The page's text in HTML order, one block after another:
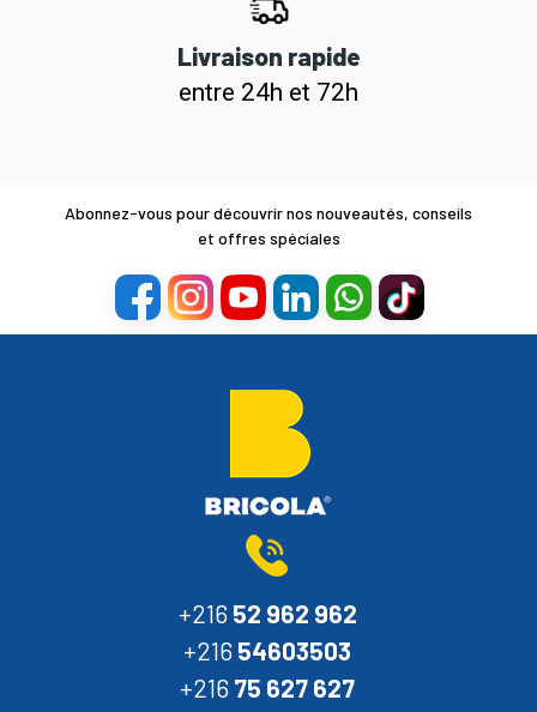
Livraison rapide
entre 24h et 72h
Abonnez-vous pour découvrir nos nouveautés, conseils
et offres spéciales
+216 52 962 962
+216 54603503
+216 75 627 627